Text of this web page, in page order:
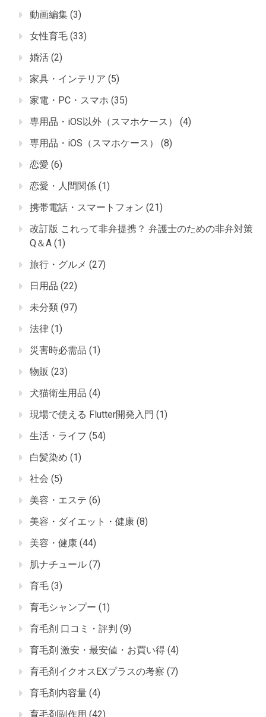
動画編集 (3)
女性育毛 (33)
婚活 (2)
家具・インテリア (5)
家電・PC・スマホ (35)
専用品・iOS以外（スマホケース）
(4)
専用品・iOS（スマホケース）
(8)
恋愛 (6)
恋愛・人間関係 (1)
携帯電話・スマートフォン (21)
改訂版 これって非弁提携？ 弁護士のための非弁対策
Q＆A (1)
旅行・グルメ (27)
日用品 (22)
未分類 (97)
法律 (1)
災害時必需品 (1)
物販 (23)
犬猫衛生用品 (4)
現場で使える Flutter開発入門 (1)
生活・ライフ (54)
白髪染め (1)
社会 (5)
美容・エステ (6)
美容・ダイエット・健康 (8)
美容・健康 (44)
肌ナチュール (7)
育毛 (3)
育毛シャンプー (1)
育毛剤 口コミ・評判 (9)
育毛剤 激安・最安値・お買い得 (4)
育毛剤イクオスEXプラスの考察 (7)
育毛剤内容量 (4)
育毛剤副作用 (42)